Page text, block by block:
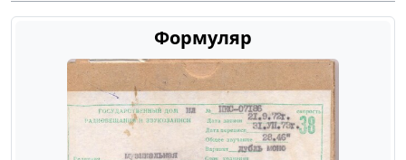
Формуляр